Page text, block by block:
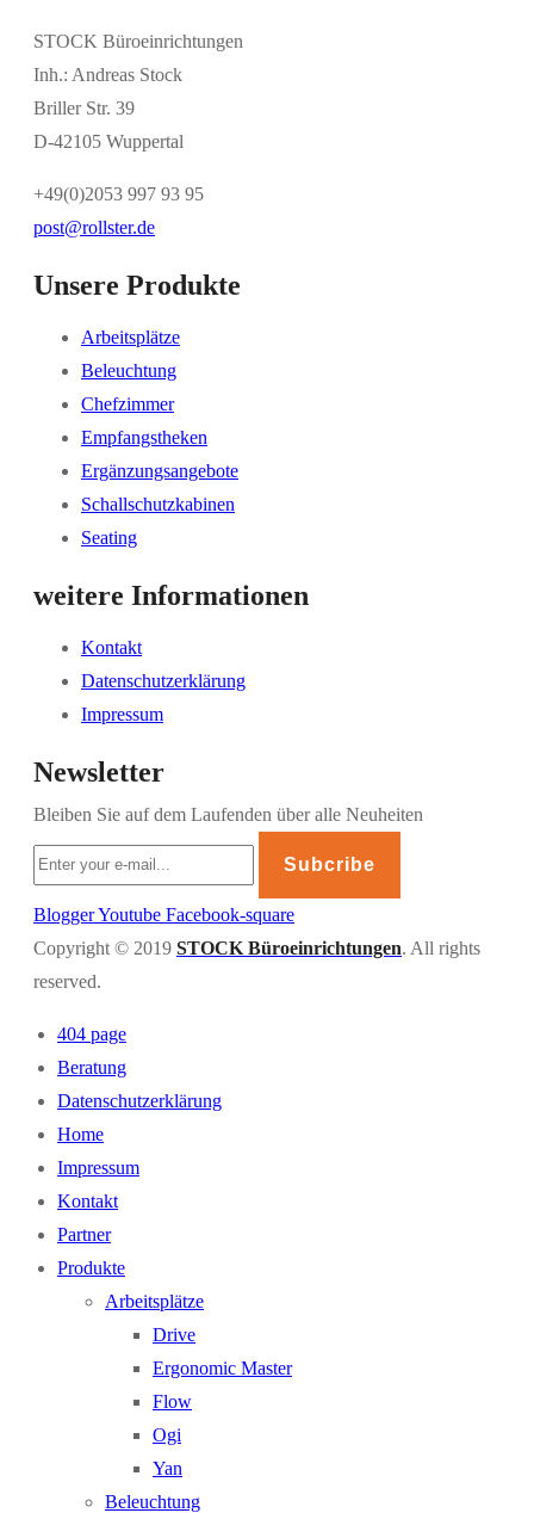
STOCK Büroeinrichtungen
Inh.: Andreas Stock
Briller Str. 39
D-42105 Wuppertal
+49(0)2053 997 93 95
post@rollster.de
Unsere Produkte
Arbeitsplätze
Beleuchtung
Chefzimmer
Empfangstheken
Ergänzungsangebote
Schallschutzkabinen
Seating
weitere Informationen
Kontakt
Datenschutzerklärung
Impressum
Newsletter
Bleiben Sie auf dem Laufenden über alle Neuheiten
Subcribe
BloggerYoutube Facebook-square
Copyright © 2019 STOCK Büroeinrichtungen. All rights
reserved.
404 page
Beratung
Datenschutzerklärung
Home
Impressum
Kontakt
Partner
Produkte
Arbeitsplätze
Drive
Ergonomic Master
Flow
Ogi
Yan
Beleuchtung